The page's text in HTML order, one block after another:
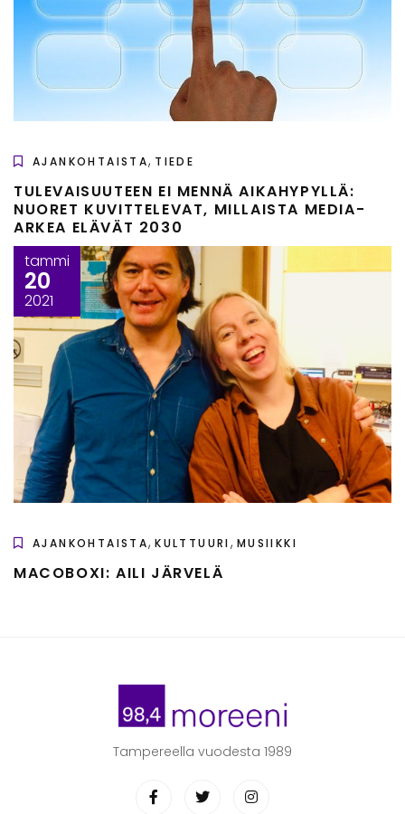
AJANKOHTAISTA, TIEDE
TULEVAISUUTEEN EI MENNÄ AIKAHYPYLLÄ:
NUORET KUVITTELEVAT, MILLAISTA MEDIA-
ARKEA ELÄVÄT 2030
tammi
20
2021
AJANKOHTAISTA,KULTTUURI, MUSIIKKI
MACOBOXI: AILI JÄRVELÄ
Tampereella vuodesta 1989